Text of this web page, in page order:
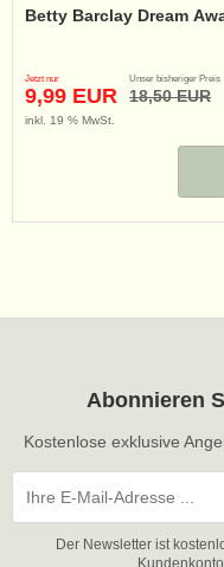
Betty Barclay Dream
Jetzt nur
9,99 EUR
Unser bisheriger Preis
18,50 EUR
inkl. 19 % MwSt.
Abonnieren
Kostenlose exklusive
Der Newsletter ist